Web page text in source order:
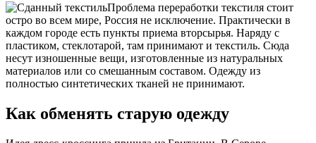
Проблема переработки текстиля стоит
остро во всем мире, Россия не исключение. Практически в
каждом городе есть пункты приема вторсырья. Наряду с
пластиком, стеклотарой, там принимают и текстиль. Сюда
несут изношенные вещи, изготовленные из натуральных
материалов или со смешанным составом. Одежду из
полностью синтетических тканей не принимают.
Как обменять старую одежду